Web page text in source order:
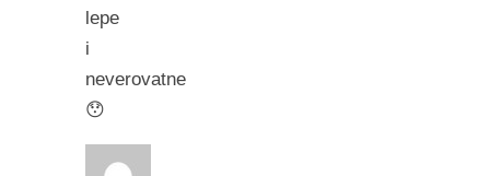
lepe
i
neverovatne
😯